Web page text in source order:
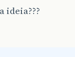
ClassLoader
ideia???